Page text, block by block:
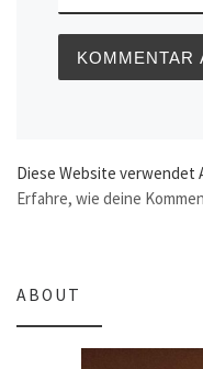
Diese Website verwendet
Erfahre, wie deine
ABOUT